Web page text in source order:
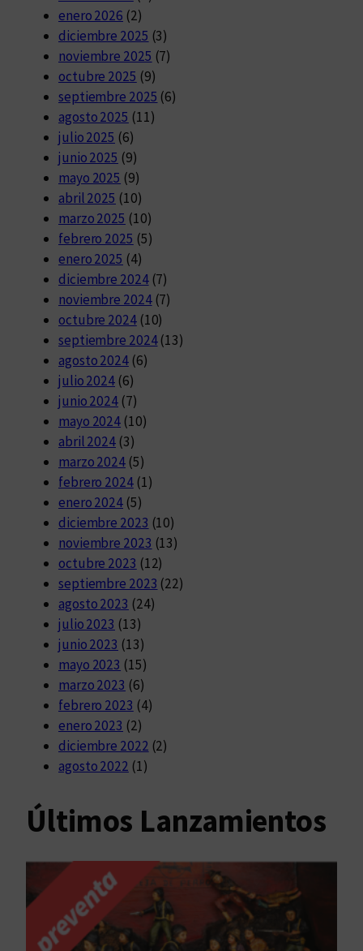
enero 2026 (2)
diciembre 2025 (3)
noviembre 2025 (7)
octubre 2025 (9)
septiembre 2025 (6)
agosto 2025 (11)
julio 2025 (6)
junio 2025 (9)
mayo 2025 (9)
abril 2025 (10)
marzo 2025 (10)
febrero 2025 (5)
enero 2025 (4)
diciembre 2024(7)
noviembre 2024(7)
octubre 2024(10)
septiembre 2024(13)
agosto 2024(6)
julio 2024 (6)
junio 2024 (7)
mayo 2024 (10)
abril 2024 (3)
marzo 2024 (5)
febrero 2024(1)
enero 2024 (5)
diciembre 2023 (10)
noviembre 2023 (13)
octubre 2023 (12)
septiembre 2023 (22)
agosto 2023 (24)
julio 2023 (13)
junio 2023 (13)
mayo 2023 (15)
marzo 2023 (6)
febrero 2023 (4)
enero 2023 (2)
diciembre 2022 (2)
agosto 2022 (1)
Últimos Lanzamientos